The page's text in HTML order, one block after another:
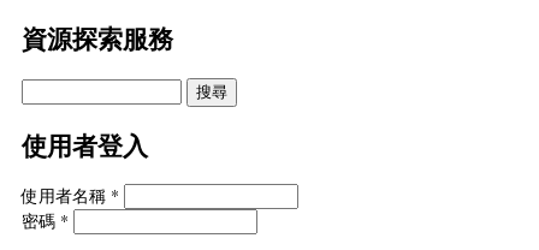
資源探索服務
使用者登入
使用者名稱 *
密碼 *